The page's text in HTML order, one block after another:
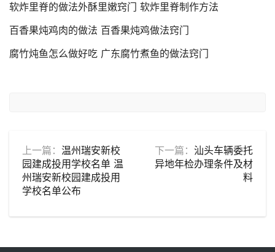
软炸里脊的做法外酥里嫩窍门 软炸里脊制作方法
百香果炖鸡肉的做法 百香果炖鸡做法窍门
腐竹炖鱼怎么做好吃 广东腐竹煮鱼的做法窍门
上一篇： 温州瑞安新校
园建成投用学校名单 温
州瑞安新校园建成投用
学校名单公布
下一篇： 汕头车辆委托
异地年检办理条件及材
料